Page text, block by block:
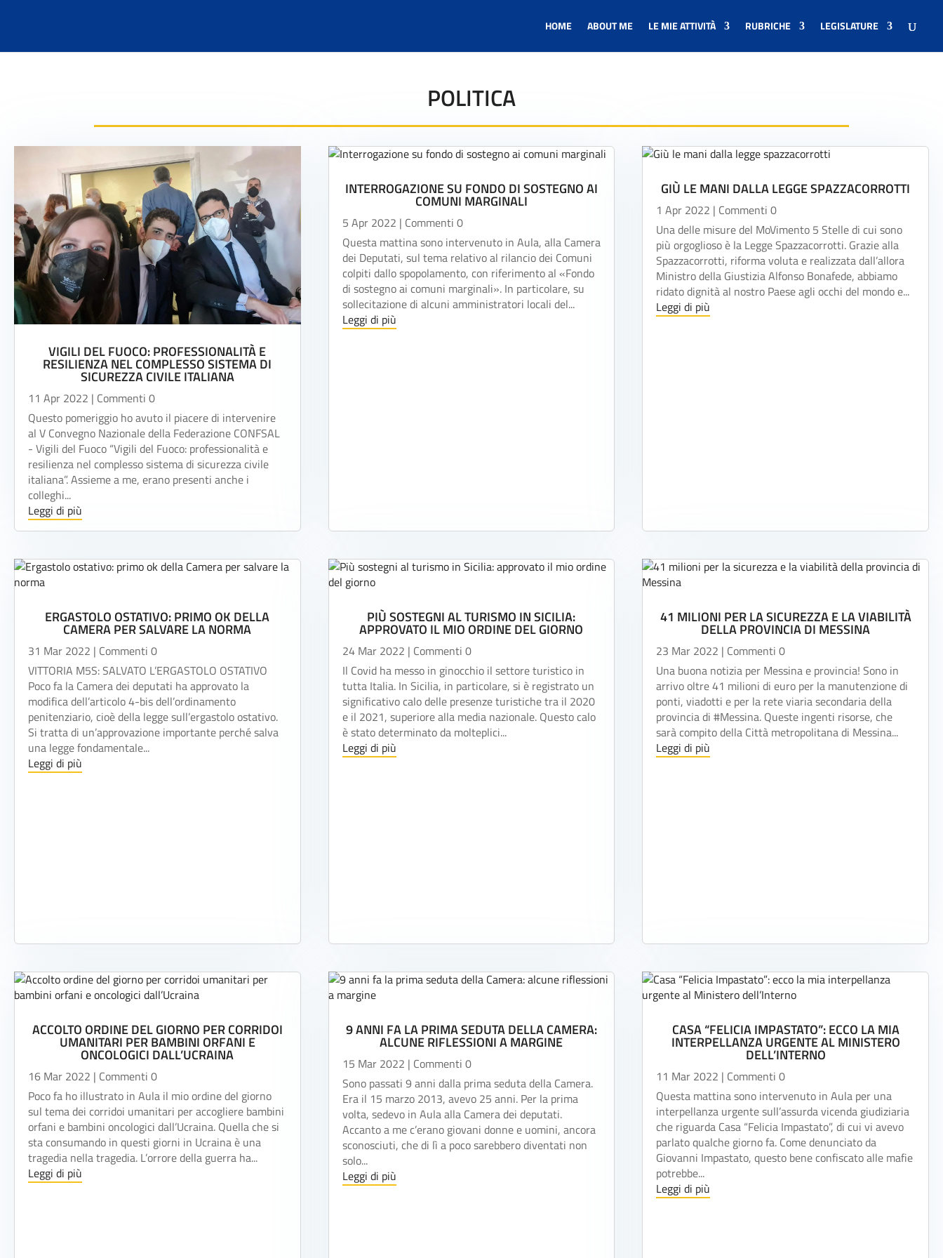
HOME ABOUT ME LE MIE ATTIVITÀ RUBRICHE LEGISLATURE
POLITICA
VIGILI DEL FUOCO: PROFESSIONALITÀ E
RESILIENZA NEL COMPLESSO SISTEMA DI
SICUREZZA CIVILE ITALIANA
11 Apr 2022 | Commenti 0
Questo pomeriggio ho avuto il piacere di intervenire
al V Convegno Nazionale della Federazione CONFSAL
- Vigili del Fuoco “Vigili del Fuoco: professionalità e
resilienza nel complesso sistema di sicurezza civile
italiana”. Assieme a me, erano presenti anche i
colleghi...
Leggi di più
ERGASTOLO OSTATIVO: PRIMO OK DELLA
CAMERA PER SALVARE LA NORMA
31 Mar 2022 | Commenti 0
VITTORIA M5S: SALVATO L’ERGASTOLO OSTATIVO
Poco fa la Camera dei deputati ha approvato la
modifica dell’articolo 4-bis dell’ordinamento
penitenziario, cioè della legge sull’ergastolo ostativo.
Si tratta di un’approvazione importante perché salva
una legge fondamentale...
Leggi di più
ACCOLTO ORDINE DEL GIORNO PER CORRIDOI
UMANITARI PER BAMBINI ORFANI E
ONCOLOGICI DALL’UCRAINA
16 Mar 2022 | Commenti 0
Poco fa ho illustrato in Aula il mio ordine del giorno
sul tema dei corridoi umanitari per accogliere bambini
orfani e bambini oncologici dall’Ucraina. Quella che si
sta consumando in questi giorni in Ucraina è una
tragedia nella tragedia. L’orrore della guerra ha...
Leggi di più
INTERROGAZIONE SU FONDO DI SOSTEGNO AI
COMUNI MARGINALI
5 Apr 2022 | Commenti 0
Questa mattina sono intervenuto in Aula, alla Camera
dei Deputati, sul tema relativo al rilancio dei Comuni
colpiti dallo spopolamento, con riferimento al «Fondo
di sostegno ai comuni marginali». In particolare, su
sollecitazione di alcuni amministratori locali del...
Leggi di più
PIÙ SOSTEGNI AL TURISMO IN SICILIA:
APPROVATO IL MIO ORDINE DEL GIORNO
24 Mar 2022 | Commenti 0
Il Covid ha messo in ginocchio il settore turistico in
tutta Italia. In Sicilia, in particolare, si è registrato un
significativo calo delle presenze turistiche tra il 2020
e il 2021, superiore alla media nazionale. Questo calo
è stato determinato da molteplici...
Leggi di più
9 ANNI FA LA PRIMA SEDUTA DELLA CAMERA:
ALCUNE RIFLESSIONI A MARGINE
15 Mar 2022 | Commenti 0
Sono passati 9 anni dalla prima seduta della Camera.
Era il 15 marzo 2013, avevo 25 anni. Per la prima
volta, sedevo in Aula alla Camera dei deputati.
Accanto a me c’erano giovani donne e uomini, ancora
sconosciuti, che di lì a poco sarebbero diventati non
solo...
Leggi di più
GIÙ LE MANI DALLA LEGGE SPAZZACORROTTI
1 Apr 2022 | Commenti 0
Una delle misure del MoVimento 5 Stelle di cui sono
più orgoglioso è la Legge Spazzacorrotti. Grazie alla
Spazzacorrotti, riforma voluta e realizzata dall’allora
Ministro della Giustizia Alfonso Bonafede, abbiamo
ridato dignità al nostro Paese agli occhi del mondo e...
Leggi di più
41 MILIONI PER LA SICUREZZA E LA VIABILITÀ
DELLA PROVINCIA DI MESSINA
23 Mar 2022 | Commenti 0
Una buona notizia per Messina e provincia! Sono in
arrivo oltre 41 milioni di euro per la manutenzione di
ponti, viadotti e per la rete viaria secondaria della
provincia di #Messina. Queste ingenti risorse, che
sarà compito della Città metropolitana di Messina...
Leggi di più
CASA “FELICIA IMPASTATO”: ECCO LA MIA
INTERPELLANZA URGENTE AL MINISTERO
DELL’INTERNO
11 Mar 2022 | Commenti 0
Questa mattina sono intervenuto in Aula per una
interpellanza urgente sull’assurda vicenda giudiziaria
che riguarda Casa “Felicia Impastato”, di cui vi avevo
parlato qualche giorno fa. Come denunciato da
Giovanni Impastato, questo bene confiscato alle mafie
potrebbe...
Leggi di più